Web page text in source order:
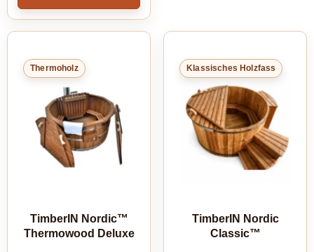
Thermoholz
TimberIN Nordic™
Thermowood Deluxe
Klassisches Holzfass
TimberIN Nordic
Classic™